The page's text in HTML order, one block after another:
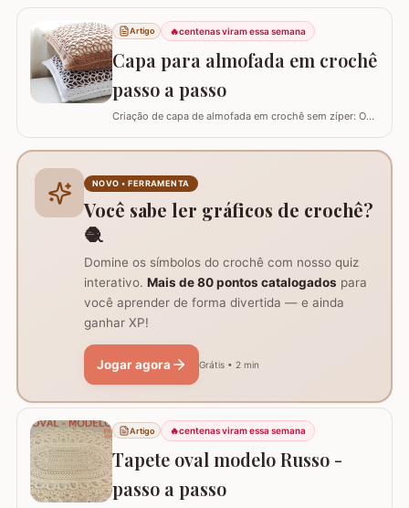
utilizar esta flor sem relevo para que não atrapalhe se
precisar colocar algo em cima. Para este trabalho
utilizei os fios Duna da Círculo S.A. Você pode utilizar os
fios Barroco maxcolor, Barroco…
Artigo 🔥centenas viram essa semana
Capa para almofada em crochê
passo a passo
Criação de capa de almofada em crochê sem zíper: O
prática para lavar e versátil, usando crochê com fio de
Materiais necessários para o projeto: São
imprescindíveis fio de algodão nº6, agulha de…
NOVO • FERRAMENTA
Você sabe ler gráficos de crochê?
🧶
Domine os símbolos do crochê com nosso quiz
interativo. Mais de 80 pontos catalogados para
você aprender de forma divertida — e ainda
ganhar XP!
Jogar agora Grátis • 2 min
Artigo 🔥centenas viram essa semana
Tapete oval modelo Russo -
passo a passo